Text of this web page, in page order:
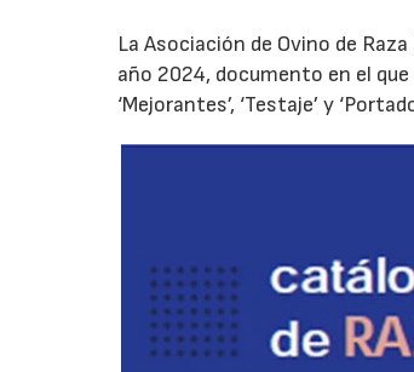
La Asociación de Ovino de
año 2024, documento en el
‘Mejorantes’, ‘Testaje’ y